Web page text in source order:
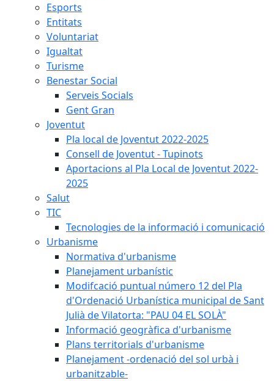
Esports
Entitats
Voluntariat
Igualtat
Turisme
Benestar Social
Serveis Socials
Gent Gran
Joventut
Pla local de Joventut 2022-2025
Consell de Joventut - Tupinots
Aportacions al Pla Local de Joventut 2022-
2025
Salut
TIC
Tecnologies de la informació i comunicació
Urbanisme
Normativa d'urbanisme
Planejament urbanístic
Modifcació puntual número 12 del Pla
d'Ordenació Urbanística municipal de Sant
Julià de Vilatorta: "PAU 04 EL SOLÀ"
Informació geogràfica d'urbanisme
Plans territorials d'urbanisme
Planejament -ordenació del sol urbà i
urbanitzable-